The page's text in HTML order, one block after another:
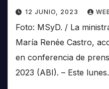
12 JUNIO, 2023
Foto: MSyD. / La
María Renée Castro,
en conferencia de
2023 (ABI). – Este